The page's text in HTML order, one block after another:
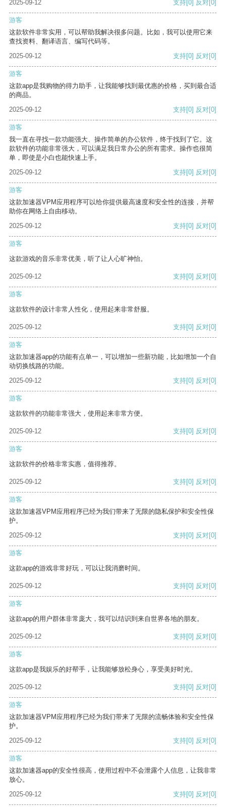
2025-09-12 支持[0] 反对[0]
游客
这款软件非常实用，可以帮助我解决很多问题。比如，我可以使用它来
查找资料、翻译语言、编写代码等。
2025-09-12
支持[0] 反对[0]
游客
这款app是我购物的得力助手，让我能够找到最优惠的价格，买到最合适
的商品。
2025-09-12
支持[0] 反对[0]
游客
我一直在寻找一款功能强大、操作简单的办公软件，终于找到了它。这
款软件的功能非常强大，可以满足我日常办公的所有需求。操作也很简
单，即使是小白也能快速上手。
2025-09-12
支持[0] 反对[0]
游客
这款加速器VPM应用程序可以给你提供最高速度和安全性的连接，并帮
助你在网络上自由移动。
2025-09-12
支持[0] 反对[0]
游客
这款游戏的音乐非常优美，听了让人心旷神怡。
2025-09-12 支持[0] 反对[0]
游客
这款软件的设计非常人性化，使用起来非常舒服。
2025-09-12 支持[0] 反对[0]
游客
这款加速器app的功能有点单一，可以增加一些新功能，比如增加一个自
动切换线路的功能。
2025-09-12
支持[0] 反对[0]
游客
这款软件的功能非常强大，使用起来非常方便。
2025-09-12 支持[0] 反对[0]
游客
这款软件的价格非常实惠，值得推荐。
2025-09-12 支持[0] 反对[0]
游客
这款加速器VPM应用程序已经为我们带来了无限的隐私保护和安全性保
护。
2025-09-12
支持[0] 反对[0]
游客
这款app的游戏非常好玩，可以让我消磨时间。
2025-09-12 支持[0] 反对[0]
游客
这款app的用户群体非常庞大，我可以结识到来自世界各地的朋友。
2025-09-12 支持[0] 反对[0]
游客
这款app是我娱乐的好帮手，让我能够放松身心，享受美好时光。
2025-09-12 支持[0] 反对[0]
游客
这款加速器VPM应用程序已经为我们带来了无限的流畅体验和安全性保
护。
2025-09-12
支持[0] 反对[0]
游客
这款加速器app的安全性很高，使用过程中不会泄露个人信息，让我非常
放心。
2025-09-12
支持[0] 反对[0]